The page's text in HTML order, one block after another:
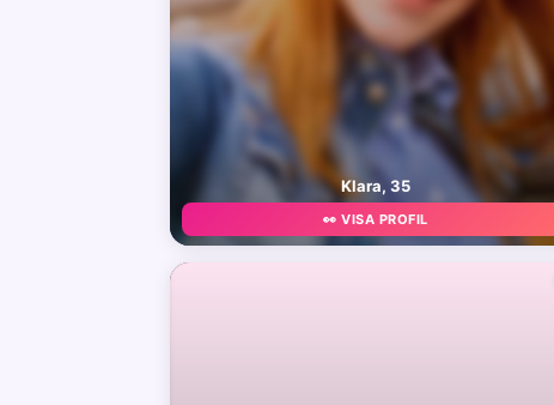
Klara, 35
👀 VISA PROFIL